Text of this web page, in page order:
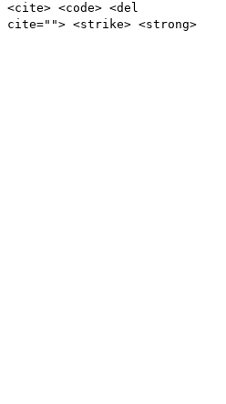
<code> <del
cite=""> <strike> <strong>